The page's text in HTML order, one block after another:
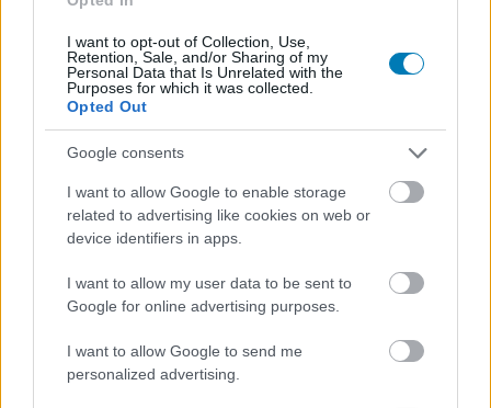
I want to opt-out of Collection, Use,
Retention, Sale, and/or Sharing of my
Personal Data that Is Unrelated with the
Purposes for which it was collected.
Opted Out
Google consents
I want to allow Google to enable storage
related to advertising like cookies on web or
device identifiers in apps.
I want to allow my user data to be sent to
Google for online advertising purposes.
I want to allow Google to send me
personalized advertising.
#james gunn
#kyle chandler #hal jordan
#john stewart
#nathan fillion #guy gardner
#laura
Hozzászólások